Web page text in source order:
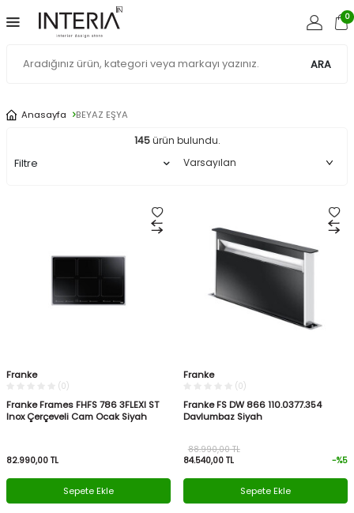
ARA
0
Anasayfa BEYAZ EŞYA
Filtre
145ürün bulundu.
Franke
(0)
Franke Frames FHFS 786 3FLEXI ST
Inox Çerçeveli Cam Ocak Siyah
82.990,00 TL
Sepete Ekle
Franke
(0)
Franke FS DW 866 110.0377.354
Davlumbaz Siyah
84.540,00 TL
88.990,00TL
-%5
Sepete Ekle